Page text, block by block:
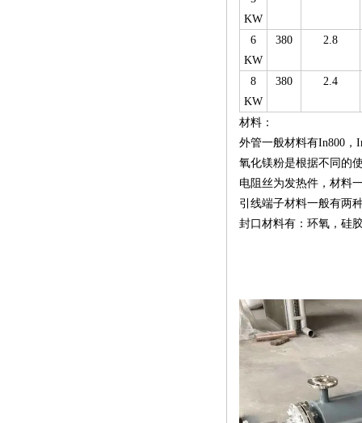
KW
6
KW
380 2.8
8
KW
380 2.4
材料：
外管一般材料有In800，
氧化镁粉是根据不同的
电阻丝为发热件，材料
引线端子材料一般有两
封口材料有：环氧，硅